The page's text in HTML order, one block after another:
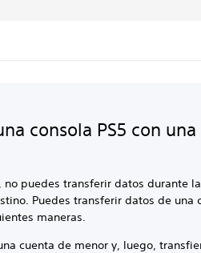
consola PS5 con una
puedes transferir datos durante la
Puedes transferir datos de una
maneras.
cuenta de menor y, luego,